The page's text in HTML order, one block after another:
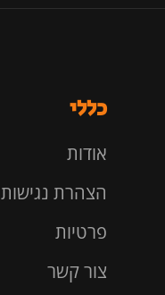
כללי
אודות
הצהרת נגישות
פרטיות
צור קשר